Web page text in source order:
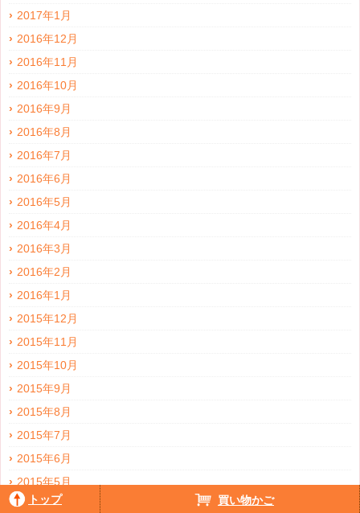
2017年1月
2016年12月
2016年11月
2016年10月
2016年9月
2016年8月
2016年7月
2016年6月
2016年5月
2016年4月
2016年3月
2016年2月
2016年1月
2015年12月
2015年11月
2015年10月
2015年9月
2015年8月
2015年7月
2015年6月
2015年5月
2015年4月
トップ 買い物かご